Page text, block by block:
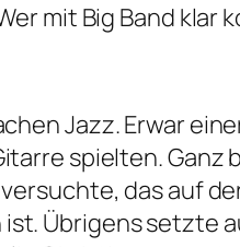
mit Big Band
Jazz. Erwar
spielten. Ganz
das auf
Übrigens setzte